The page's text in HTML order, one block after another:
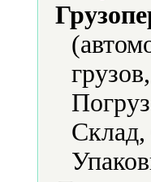
Склад,